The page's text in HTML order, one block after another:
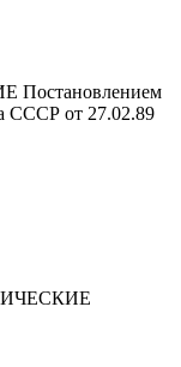
СССР от 27.02.89